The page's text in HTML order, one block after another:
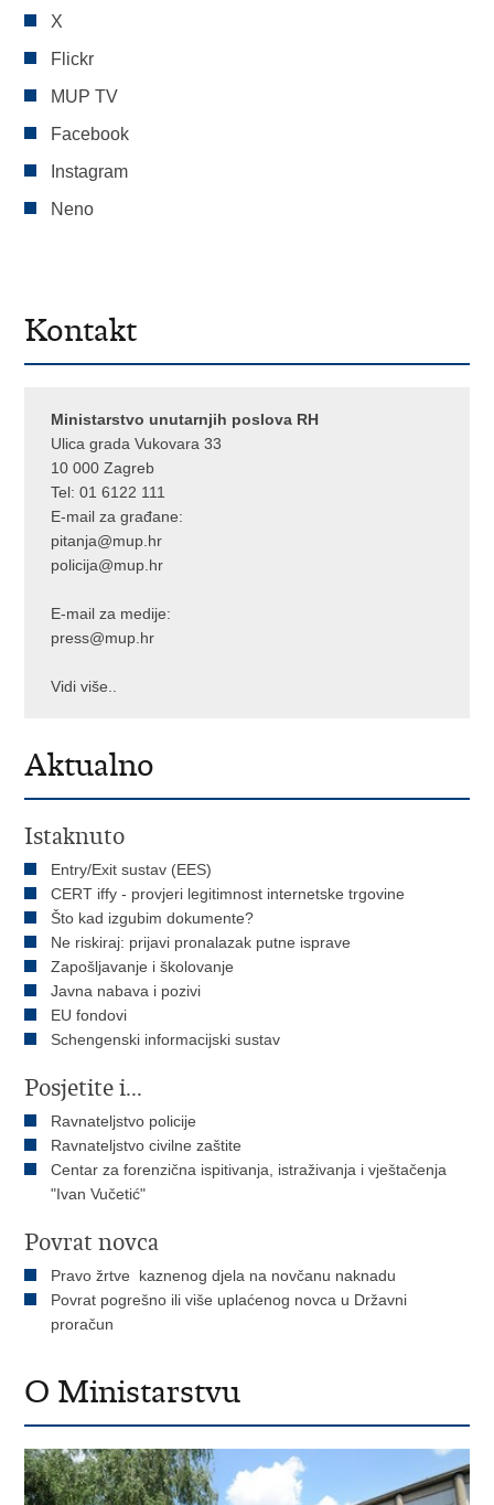
X
Flickr
MUP TV
Facebook
Instagram
Neno
Kontakt
Ministarstvo unutarnjih poslova RH
Ulica grada Vukovara 33
10 000 Zagreb
Tel:01 6122 111
E-mail za građane:
pitanja@mup.hr
policija@mup.hr
E-mail za medije:
press@mup.hr
Vidi više..
Aktualno
Istaknuto
Entry/Exit sustav (EES)
CERT iffy - provjeri legitimnost internetske trgovine
Što kad izgubim dokumente?
Ne riskiraj: prijavi pronalazak putne isprave
Zapošljavanje i školovanje
Javna nabava i pozivi
EU fondovi
Schengenski informacijski sustav
Posjetite i...
Ravnateljstvo policije
Ravnateljstvo civilne zaštite
Centar za forenzična ispitivanja, istraživanja i vještačenja
"Ivan Vučetić"
Povrat novca
Pravo žrtve kaznenog djela na novčanu naknadu
Povrat pogrešno ili više uplaćenog novca u Državni
proračun
O Ministarstvu